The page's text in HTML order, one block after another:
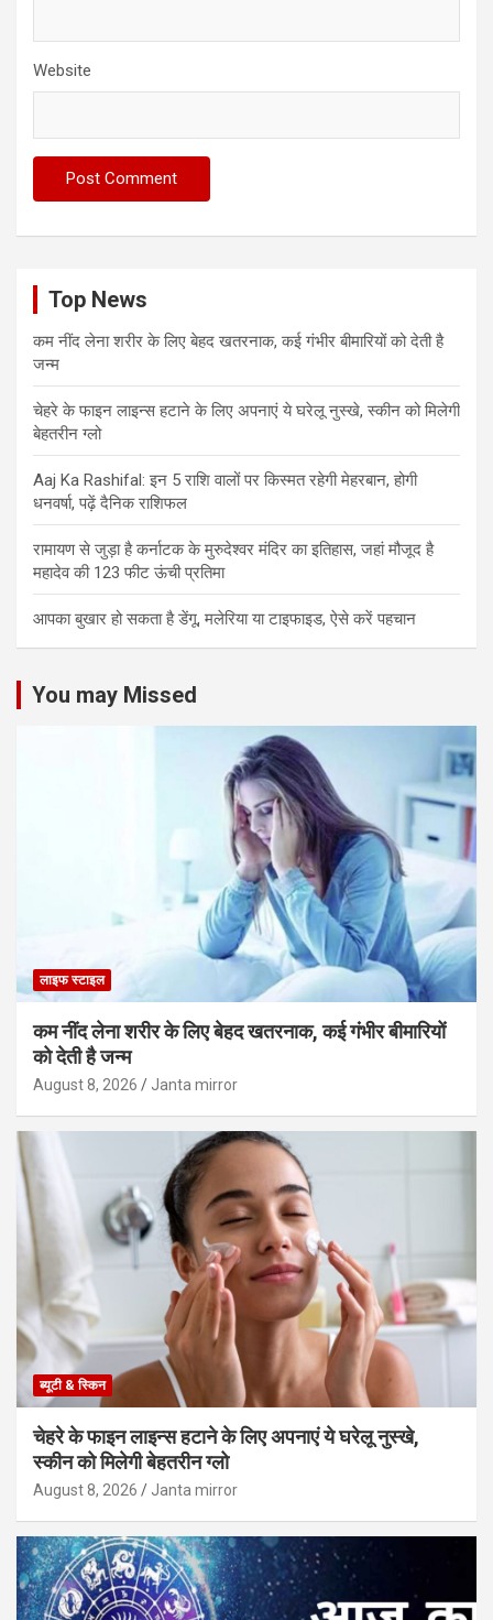
Website
Top News
कम नींद लेना शरीर के लिए बेहद खतरनाक, कई गंभीर बीमारियों को देती है
जन्म
चेहरे के फाइन लाइन्स हटाने के लिए अपनाएं ये घरेलू नुस्खे, स्कीन को मिलेगी
बेहतरीन ग्लो
Aaj Ka Rashifal: इन 5 राशि वालों पर किस्मत रहेगी मेहरबान, होगी
धनवर्षा, पढ़ें दैनिक राशिफल
रामायण से जुड़ा है कर्नाटक के मुरुदेश्वर मंदिर का इतिहास, जहां मौजूद है
महादेव की 123 फीट ऊंची प्रतिमा
आपका बुखार हो सकता है डेंगू, मलेरिया या टाइफाइड, ऐसे करें पहचान
You may Missed
लाइफ स्टाइल
कम नींद लेना शरीर के लिए बेहद खतरनाक, कई गंभीर बीमारियों
को देती है जन्म
August 8, 2026 Janta mirror
ब्यूटी & स्किन
चेहरे के फाइन लाइन्स हटाने के लिए अपनाएं ये घरेलू नुस्खे,
स्कीन को मिलेगी बेहतरीन ग्लो
August 8, 2026 Janta mirror